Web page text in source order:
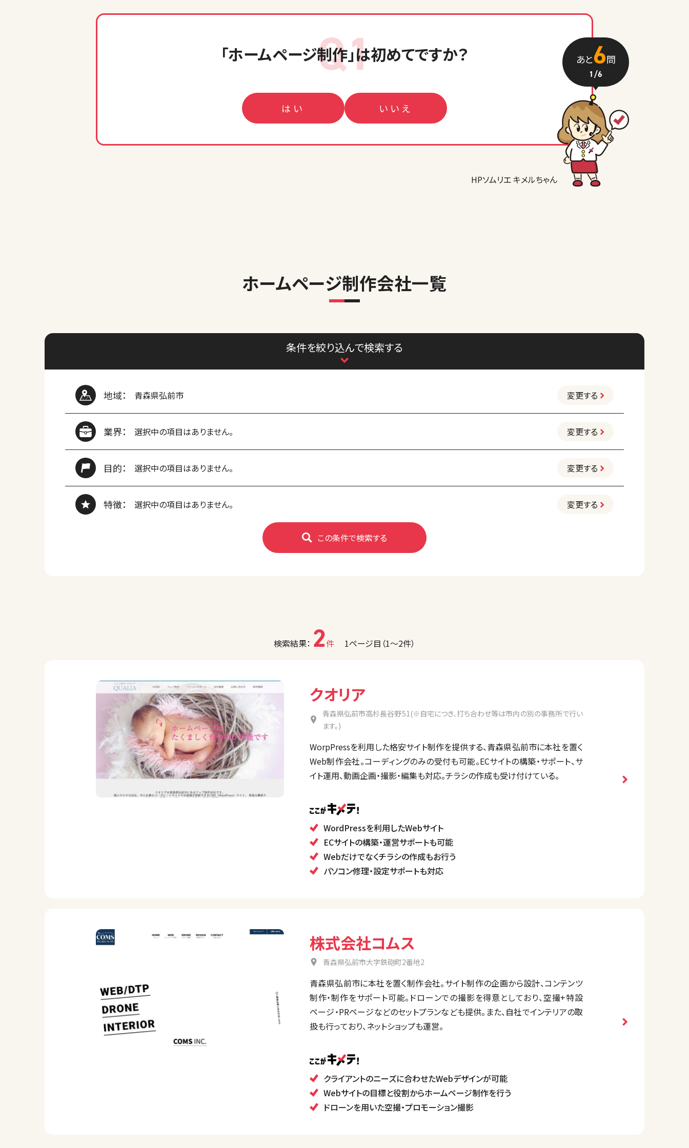
あと6問
1/6
HPソムリエ キメルちゃん
Q1
「ホームページ制作」は初めてですか？
はい いいえ
ホームページ制作会社一覧
条件を絞り込んで検索する
地域： 青森県弘前市 変更する
業界： 選択中の項目はありません。 変更する
目的： 選択中の項目はありません。 変更する
特徴： 選択中の項目はありません。 変更する
この条件で検索する
検索結果： 2件 1ページ目（1〜2件）
クオリア
青森県弘前市高杉長谷野51(※自宅につき、打ち合わせ等は市内の別の事務所で行い
ます。)
WorpPressを利用した格安サイト制作を提供する、青森県弘前市に本社を置く
Web制作会社。コーディングのみの受付も可能。ECサイトの構築・サポート、サ
イト運用、動画企画・撮影・編集も対応。チラシの作成も受け付けている。
WordPressを利用したWebサイト
ECサイトの構築・運営サポートも可能
Webだけでなくチラシの作成もお行う
パソコン修理・設定サポートも対応
株式会社コムス
青森県弘前市大字鉄砲町2番地2
青森県弘前市に本社を置く制作会社。サイト制作の企画から設計、コンテンツ
制作・制作をサポート可能。ドローンでの撮影を得意としており、空撮+特設
ページ・PRページなどのセットプランなども提供。また、自社でインテリアの取
扱も行っており、ネットショップも運営。
クライアントのニーズに合わせたWebデザインが可能
Webサイトの目標と役割からホームページ制作を行う
ドローンを用いた空撮・プロモーション撮影